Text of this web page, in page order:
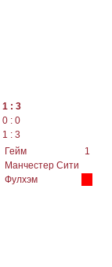
1 : 3
0 : 0
1 : 3
Гейм
1
Манчестер Сити
Фулхэм